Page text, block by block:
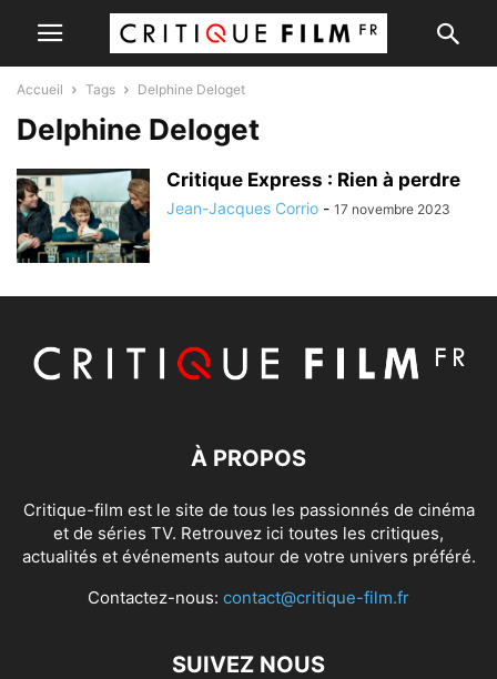
Accueil Tags Delphine Deloget
Delphine Deloget
Critique Express : Rien à perdre
Jean-Jacques Corrio - 17 novembre 2023
À PROPOS
Critique-film est le site de tous les passionnés de cinéma
et de séries TV. Retrouvez ici toutes les critiques,
actualités et événements autour de votre univers préféré.
Contactez-nous: contact@critique-film.fr
SUIVEZ NOUS